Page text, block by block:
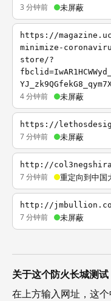
3 分钟前 未屏蔽
https://
minimize-
store/?
4 分钟前 未屏蔽
https://
7 分钟前 未屏蔽
http://
7 分钟前 重定向到中国
http://
7 分钟前 未屏蔽
关于这个防火长城测试
在上方输入网址，这